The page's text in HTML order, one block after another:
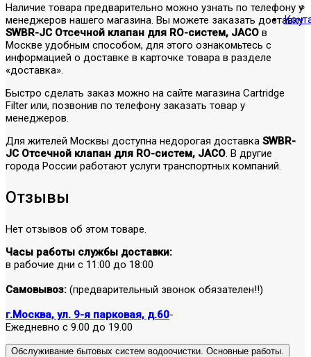
Наличие товара предварительно можно узнать по телефону у
менеджеров нашего магазина. Вы можете заказать доставку
SWBR-JC Отсечной клапан для RO-систем, JACO в
Москве удобным способом, для этого ознакомьтесь с
информацией о доставке в карточке товара в разделе
«доставка».
Быстро сделать заказ можно на сайте магазина Cartridge
Filter или, позвонив по телефону заказать товар у
менеджеров.
Для жителей Москвы доступна недорогая доставка SWBR-
JC Отсечной клапан для RO-систем, JACO. В другие
города России работают услуги транспортных компаний.
Отзывы
Нет отзывов об этом товаре.
Часы работы службы доставки:
в рабочие дни с 11:00 до 18:00
Самовывоз: (предварительный звонок обязателен!!)
г.Москва, ул. 9-я парковая, д.60-
Ежедневно с 9.00 до 19.00
Обслуживание бытовых систем водоочистки. Основные работы.